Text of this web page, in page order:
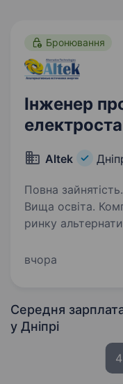
Бронювання
Інженер
Altek
Повна
Вища освіта. Компанія Altek — один із лідерів
ринку
до співпраці
вчора
Середня
у Дніпрі